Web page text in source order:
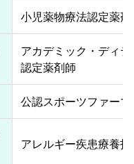
小児薬物療法認定薬剤
アカデミック・ディ
認定薬剤師
公認スポーツファー
アレルギー疾患療養指